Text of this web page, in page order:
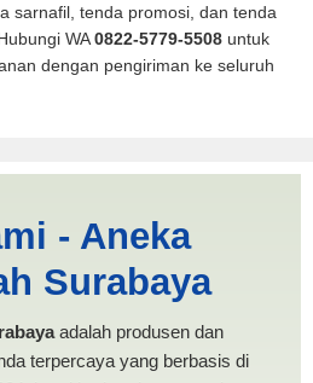
sarnafil, tenda promosi, dan tenda
WA0822-5779-5508 untuk
dengan pengiriman ke seluruh
MURAH
- Aneka
Surabaya
adalah produsen dan
terpercaya yang berbasis di